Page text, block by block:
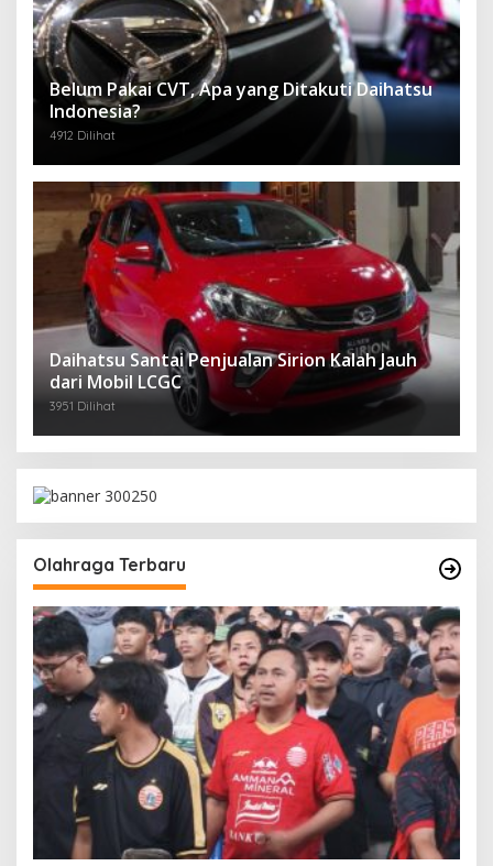
Belum Pakai CVT, Apa yang Ditakuti Daihatsu
Indonesia?
4912 Dilihat
Daihatsu Santai Penjualan Sirion Kalah Jauh
dari Mobil LCGC
3951 Dilihat
Olahraga Terbaru